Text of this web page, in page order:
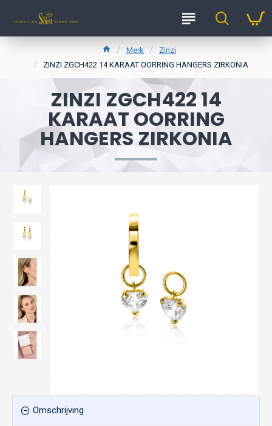
Merk
Zinzi
ZINZI ZGCH422 14 KARAAT OORRING HANGERS ZIRKONIA
ZINZI ZGCH422 14
KARAAT OORRING
HANGERS ZIRKONIA
Omschrijving